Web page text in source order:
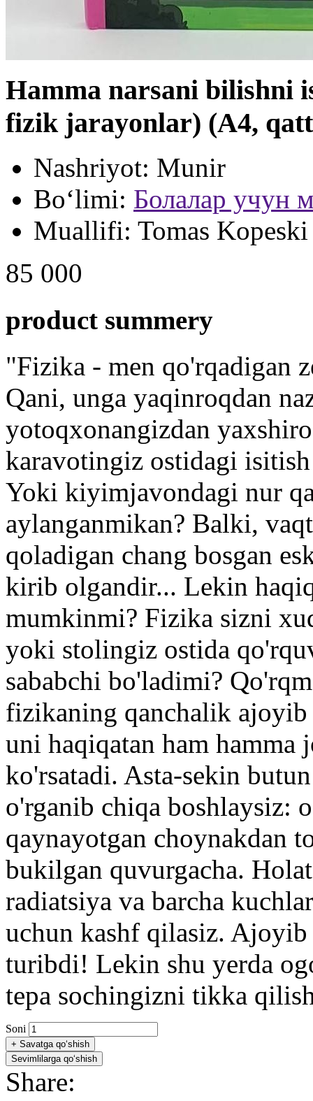
Hamma narsani bilishni
fizik jarayonlar) (А4,
Nashriyot: Munir
Bo‘limi: Болалар учун
Muallifi: Tomas Kopeski
85 000
product summery
"Fizika - men qo'rqadigan
Qani, unga yaqinroqdan
yotoqxonangizdan
karavotingiz ostidagi
Yoki kiyimjavondagi nur
aylanganmikan? Balki,
qoladigan chang bosgan
kirib olgandir... Lekin
mumkinmi? Fizika sizni
yoki stolingiz ostida
sababchi bo'ladimi?
fizikaning qanchalik
uni haqiqatan ham
ko'rsatadi. Asta-sekin
o'rganib chiqa boshlaysiz:
qaynayotgan choynakdan
bukilgan quvurgacha.
radiatsiya va barcha
uchun kashf qilasiz.
turibdi! Lekin shu yerda
tepa sochingizni tikka
Soni
+ Savatga qo‘shish
Sevimlilarga qo‘shish
Share: